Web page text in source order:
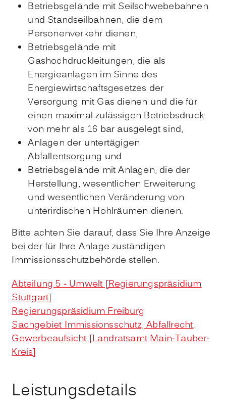
Betriebsgelände mit Seilschwebebahnen
und Standseilbahnen, die dem
Personenverkehr dienen,
Betriebsgelände mit
Gashochdruckleitungen, die als
Energieanlagen im Sinne des
Energiewirtschaftsgesetzes der
Versorgung mit Gas dienen und die für
einen maximal zulässigen Betriebsdruck
von mehr als 16 bar ausgelegt sind,
Anlagen der untertägigen
Abfallentsorgung und
Betriebsgelände mit Anlagen, die der
Herstellung, wesentlichen Erweiterung
und wesentlichen Veränderung von
unterirdischen Hohlräumen dienen.
Bitte achten Sie darauf, dass Sie Ihre Anzeige
bei der für Ihre Anlage zuständigen
Immissionsschutzbehörde stellen.
Abteilung 5 - Umwelt [Regierungspräsidium
Stuttgart]
Regierungspräsidium Freiburg
Sachgebiet Immissionsschutz, Abfallrecht,
Gewerbeaufsicht [Landratsamt Main-Tauber-
Kreis]
Leistungsdetails